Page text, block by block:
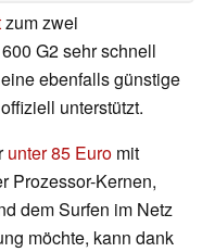
zum zwei
G2 sehr schnell
ebenfalls günstige
unterstützt.
unter 85 Euro mit
Prozessor-Kernen,
dem Surfen im Netz
möchte, kann dank